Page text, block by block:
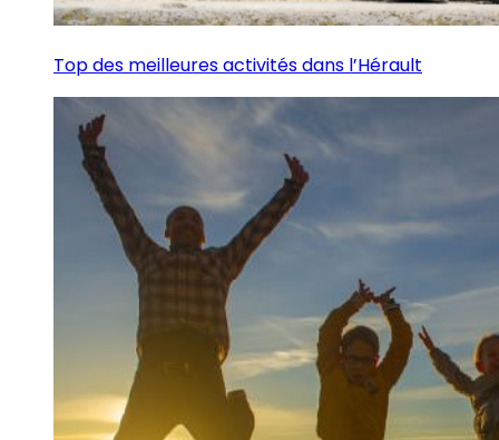
Top des meilleures activités dans l’Hérault